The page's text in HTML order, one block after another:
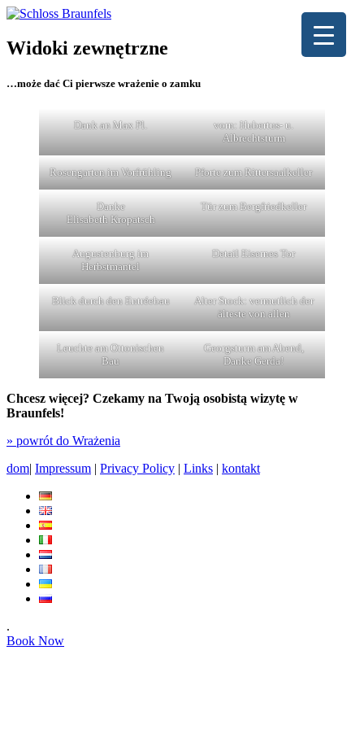
Widoki zewnętrzne
…może dać Ci pierwsze wrażenie o zamku
Dank an Max Pl.
vorn: Hubertus- u.
Albrechtsturm
Rosengarten im Vorfrühling Pforte zum Rittersaalkeller
Danke
Elisabeth Kropatsch
Tür zum Bergfriedkeller
Augustenburg im
Herbstmantel
Detail Eisernes Tor
Blick durch den Entréebau
Alter Stock: vermutlich der
älteste von allen
Leuchte am Ottonischen
Bau
Georgsturm am Abend,
Danke Gerda!
Chcesz więcej? Czekamy na Twoją osobistą wizytę w
Braunfels!
» powrót do Wrażenia
dom| Impressum | Privacy Policy | Links | kontakt
.
Book Now